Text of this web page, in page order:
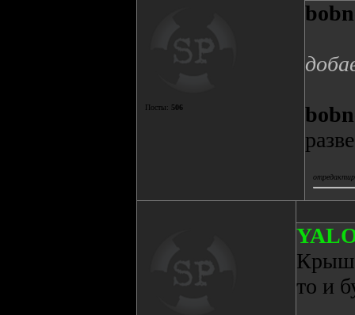
Посты: 506
то и